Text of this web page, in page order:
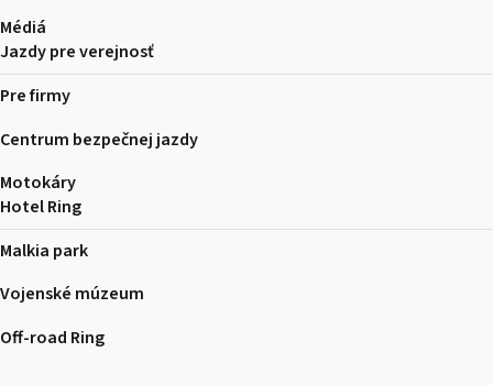
Médiá
Jazdy pre verejnosť
Pre firmy
Centrum bezpečnej jazdy
Motokáry
Hotel Ring
Malkia park
Vojenské múzeum
Off-road Ring